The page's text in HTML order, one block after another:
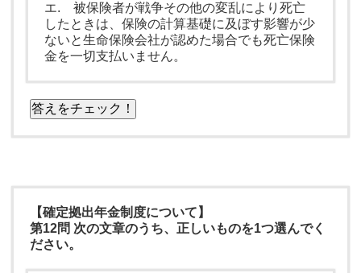
エ. 被保険者が戦争その他の変乱により死亡
したときは、保険の計算基礎に及ぼす影響が少
ないと生命保険会社が認めた場合でも死亡保険
金を一切支払いません。
答えをチェック！
【確定拠出年金制度について】
第12問 次の文章のうち、正しいものを1つ選んでく
ださい。